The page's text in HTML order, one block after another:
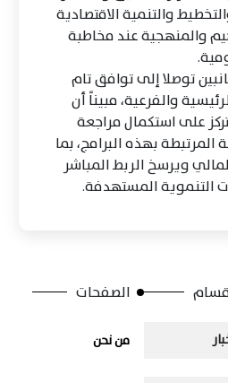
والتنمية الاقتصادية
والمنهجية عند مخاطبة
توصلا إلى توافق تام
والفرعية، مبيناً أن
على استكمال مراجعة
بهذه البرامج، بما
ويرسخ الربط المباشر
التنموية المستهدفة.
الصفحات
من نحن